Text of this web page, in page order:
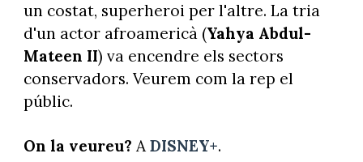
un costat, superheroi per l'altre. La tria
d'un actor afroamericà (Yahya Abdul-
Mateen II) va encendre els sectors
conservadors. Veurem com la rep el
públic.
On la veureu? A DISNEY+.